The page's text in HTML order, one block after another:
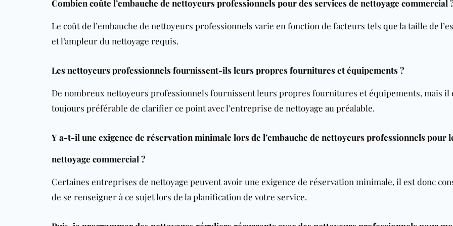
Combien coûte l’embauche de nettoyeurs professionnels pour des services de nettoyage commercial
Le coût de l’embauche de nettoyeurs professionnels varie en fonction de facteurs tels que la taille de
et l’ampleur du nettoyage requis.
Les nettoyeurs professionnels fournissent-ils leurs propres fournitures et équipements ?
De nombreux nettoyeurs professionnels fournissent leurs propres fournitures et équipements, mais il
toujours préférable de clarifier ce point avec l’entreprise de nettoyage au préalable.
Y a-t-il une exigence de réservation minimale lors de l’embauche de nettoyeurs professionnels pour
nettoyage commercial ?
Certaines entreprises de nettoyage peuvent avoir une exigence de réservation minimale, il est donc
de se renseigner à ce sujet lors de la planification de votre service.